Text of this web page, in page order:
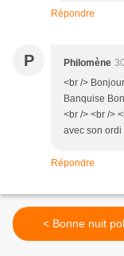
Répondre
P Philomène
<br />
Banquise
<br /> <br />
avec son ordi
Répondre
< Bonne nuit